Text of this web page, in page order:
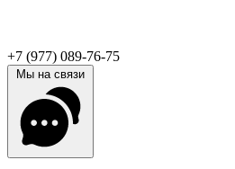
+7 (977) 089-76-75
Мы на связи